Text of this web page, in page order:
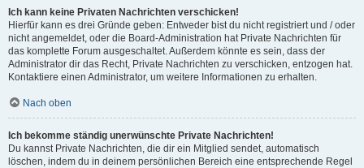
Ich kann keine Privaten Nachrichten verschicken!
Hierfür kann es drei Gründe geben: Entweder bist du nicht registriert und / oder
nicht angemeldet, oder die Board-Administration hat Private Nachrichten für
das komplette Forum ausgeschaltet. Außerdem könnte es sein, dass der
Administrator dir das Recht, Private Nachrichten zu verschicken, entzogen hat.
Kontaktiere einen Administrator, um weitere Informationen zu erhalten.
Nach oben
Ich bekomme ständig unerwünschte Private Nachrichten!
Du kannst Private Nachrichten, die dir ein Mitglied sendet, automatisch
löschen, indem du in deinem persönlichen Bereich eine entsprechende Regel